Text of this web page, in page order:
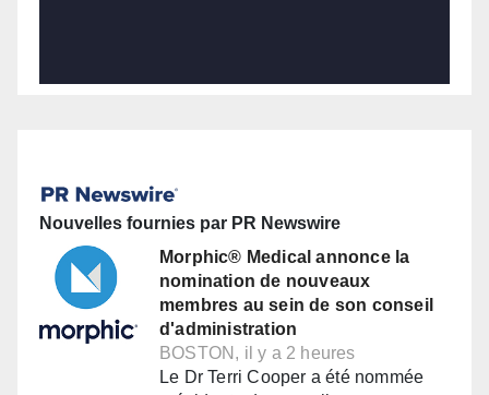
Nouvelles fournies par PR Newswire
Morphic® Medical annonce la
nomination de nouveaux
membres au sein de son conseil
d'administration
BOSTON, il y a 2 heures
Le Dr Terri Cooper a été nommée